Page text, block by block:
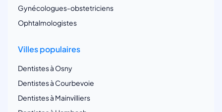
Gynécologues-obstetriciens
Ophtalmologistes
Villes populaires
Dentistes à Osny
Dentistes à Courbevoie
Dentistes à Mainvilliers